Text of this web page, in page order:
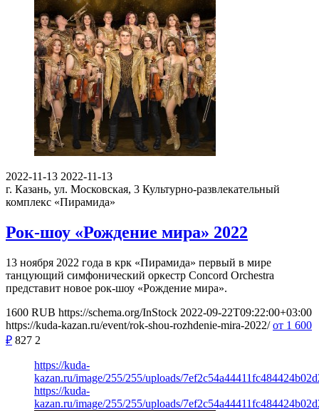
2022-11-13 2022-11-13
г. Казань, ул. Московская, 3 Культурно-развлекательный
комплекс «Пирамида»
Рок-шоу «Рождение мира» 2022
13 ноября 2022 года в крк «Пирамида» первый в мире
танцующий симфонический оркестр Concord Orchestra
представит новое рок-шоу «Рождение мира».
1600 RUB https://schema.org/InStock 2022-09-22T09:22:00+03:00
https://kuda-kazan.ru/event/rok-shou-rozhdenie-mira-2022/ от 1 600
₽ 827 2
https://kuda-
kazan.ru/image/255/255/uploads/
https://kuda-
kazan.ru/image/255/255/uploads/